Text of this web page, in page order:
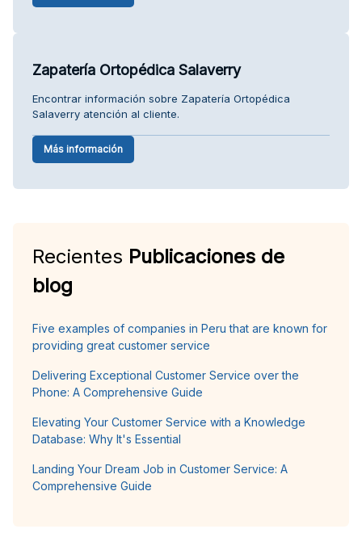
Zapatería Ortopédica Salaverry
Encontrar información sobre Zapatería Ortopédica
Salaverry atención al cliente.
Más información
Recientes Publicaciones de
blog
Five examples of companies in Peru that are known for
providing great customer service
Delivering Exceptional Customer Service over the
Phone: A Comprehensive Guide
Elevating Your Customer Service with a Knowledge
Database: Why It's Essential
Landing Your Dream Job in Customer Service: A
Comprehensive Guide